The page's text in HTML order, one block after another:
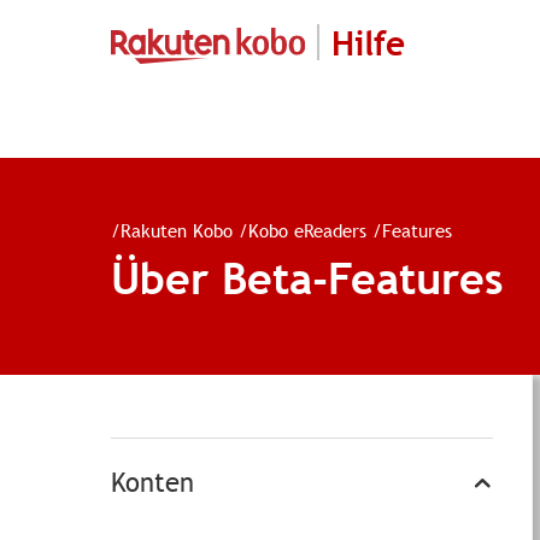
Hilfe
/Rakuten Kobo /Kobo eReaders /Features
Über Beta-Features
Konten